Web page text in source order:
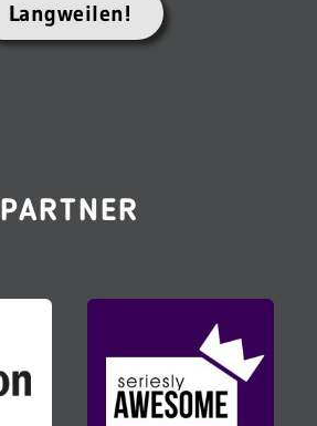
Langweilen!
PARTNER